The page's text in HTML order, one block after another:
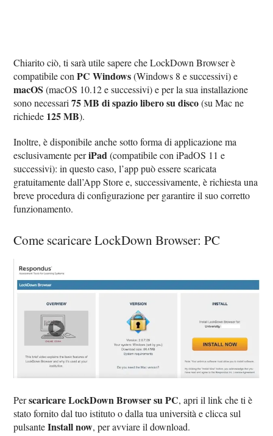
Chiarito ciò, ti sarà utile sapere che LockDown Browser è
compatibile conPC Windows(Windows 8 e successivi) e
macOS (macOS 10.12 e successivi) e per la sua installazione
sono necessari75 MB di spazio libero su disco(su Mac ne
richiede 125 MB).
Inoltre, è disponibile anche sotto forma di applicazione ma
esclusivamente periPad(compatibile con iPadOS 11 e
successivi): in questo caso, l’app può essere scaricata
gratuitamente dall’App Store e, successivamente, è richiesta una
breve procedura di configurazione per garantire il suo corretto
funzionamento.
Come scaricare LockDown Browser: PC
Perscaricare LockDown Browser su PC, apri il link che ti è
stato fornito dal tuo istituto o dalla tua università e clicca sul
pulsanteInstall now, per avviare il download.